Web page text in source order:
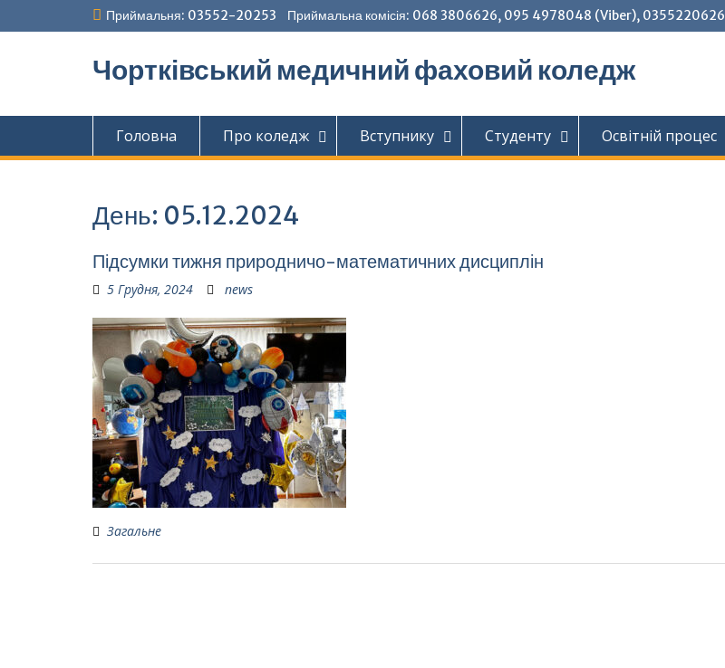
до
Приймальня: 03552-20253 Приймальна комісія: 068 3806626, 095 4978048 (Viber), 0355220626
Чортківський медичний фаховий коледж
Головна Про коледж Вступнику Студенту Освітній процес
День: 05.12.2024
Підсумки тижня природничо-математичних дисциплін
5 Грудня, 2024 news
Загальне